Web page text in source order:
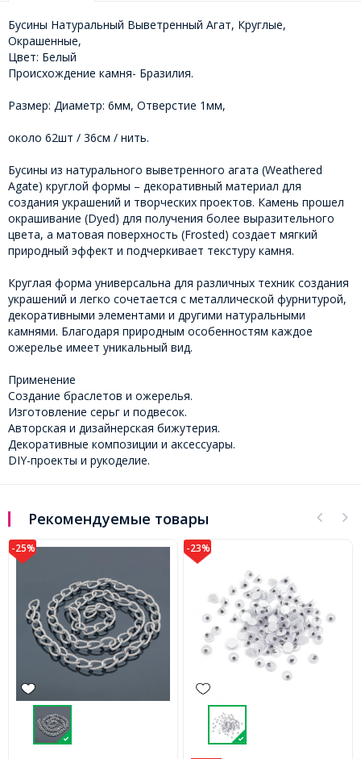
Бусины Натуральный Выветренный Агат, Круглые,
Окрашенные,
Цвет: Белый
Происхождение камня- Бразилия.
Размер: Диаметр: 6мм, Отверстие 1мм,
около 62шт / 36см / нить.
Бусины из натурального выветренного агата (Weathered
Agate) круглой формы – декоративный материал для
создания украшений и творческих проектов. Камень прошел
окрашивание (Dyed) для получения более выразительного
цвета, а матовая поверхность (Frosted) создает мягкий
природный эффект и подчеркивает текстуру камня.
Круглая форма универсальна для различных техник создания
украшений и легко сочетается с металлической фурнитурой,
декоративными элементами и другими натуральными
камнями. Благодаря природным особенностям каждое
ожерелье имеет уникальный вид.
Применение
Создание браслетов и ожерелья.
Изготовление серьг и подвесок.
Авторская и дизайнерская бижутерия.
Декоративные композиции и аксессуары.
DIY-проекты и рукоделие.
Рекомендуемые товары
-23% -28%